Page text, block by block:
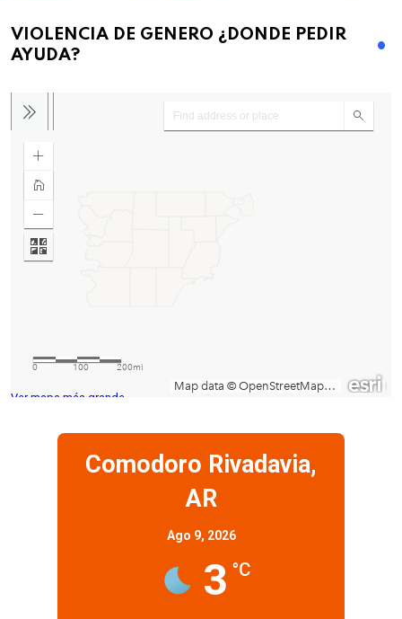
VIOLENCIA DE GENERO ¿DONDE PEDIR
AYUDA?
Ver mapa más grande
Comodoro Rivadavia,
AR
Ago 9, 2026
3 °C